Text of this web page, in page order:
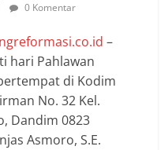
0 Komentar
–
hari Pahlawan
di Kodim
No. 32 Kel.
Dandim 0823
Asmoro, S.E.